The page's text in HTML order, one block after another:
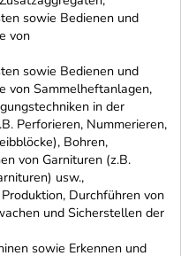
sowie Bedienen und
von
sowie Bedienen und
von Sammelheftanlagen,
in der
Perforieren, Nummerieren,
Bohren,
von Garnituren (z.B.
usw.,
Durchführen von
und Sicherstellen der
sowie Erkennen und